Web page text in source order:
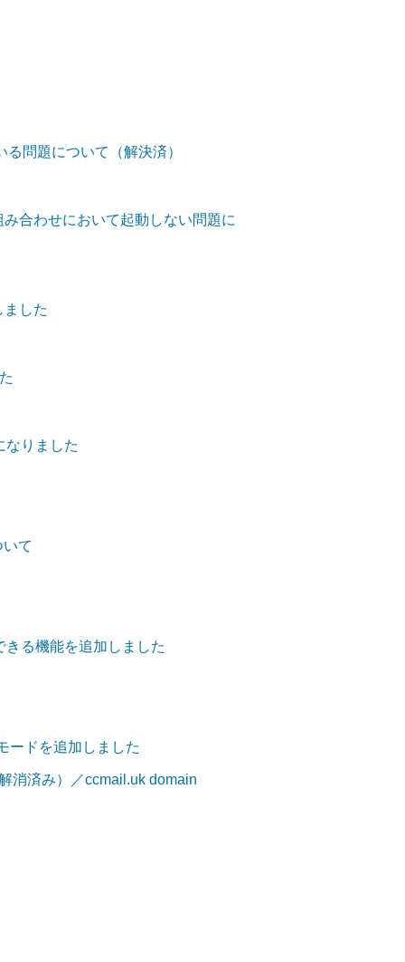
問題について（解決済）
合わせにおいて起動しない問題に
した
なりました
て
る機能を追加しました
ードを追加しました
消済み）／ccmail.uk domain